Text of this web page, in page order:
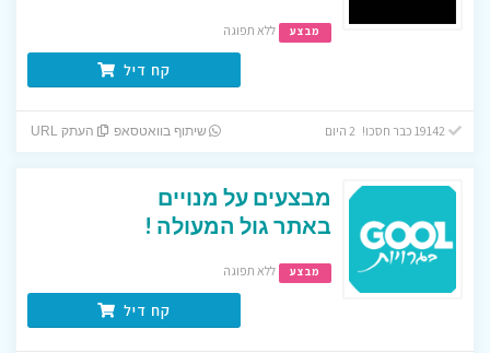
מבצע ללא תפוגה
קח דיל
19142 כבר חסכו! 2 היום שיתוף בוואטסאפ העתק URL
מבצעים על מנויים
באתר גול המעולה !
מבצע ללא תפוגה
קח דיל